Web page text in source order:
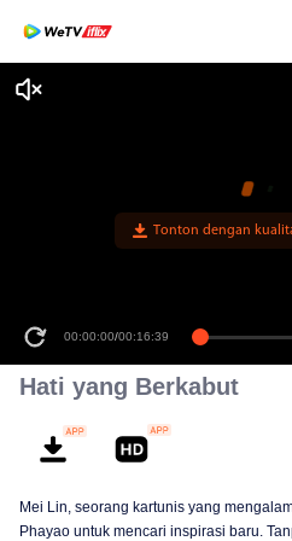
Tonton dengan
00:00:00/00:16:39
Hati yang Berkabut
Mei Lin, seorang kartunis yang
Phayao untuk mencari inspirasi baru.